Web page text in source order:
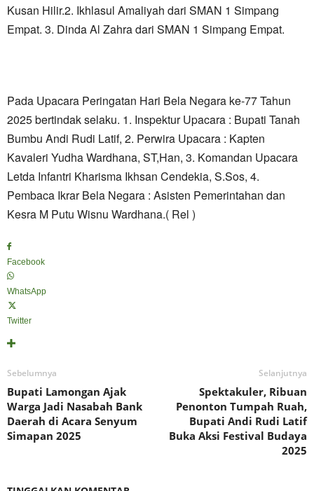
Kusan Hilir.2. Ikhlasul Amaliyah dari SMAN 1 Simpang
Empat. 3. Dinda Al Zahra dari SMAN 1 Simpang Empat.
Pada Upacara Peringatan Hari Bela Negara ke-77 Tahun
2025 bertindak selaku. 1. Inspektur Upacara : Bupati Tanah
Bumbu Andi Rudi Latif, 2. Perwira Upacara : Kapten
Kavaleri Yudha Wardhana, ST,Han, 3. Komandan Upacara
Letda Infantri Kharisma Ikhsan Cendekia, S.Sos, 4.
Pembaca Ikrar Bela Negara : Asisten Pemerintahan dan
Kesra M Putu Wisnu Wardhana.( Rel )
Facebook
WhatsApp
Twitter
Sebelumnya
Bupati Lamongan Ajak
Warga Jadi Nasabah Bank
Daerah di Acara Senyum
Simapan 2025
Selanjutnya
Spektakuler, Ribuan
Penonton Tumpah Ruah,
Bupati Andi Rudi Latif
Buka Aksi Festival Budaya
2025